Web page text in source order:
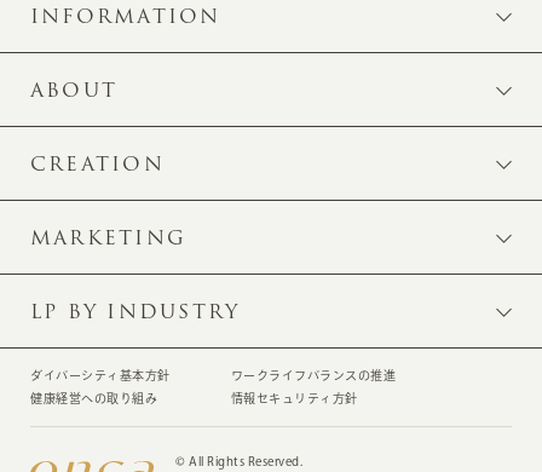
INFORMATION
ABOUT
CREATION
MARKETING
LP BY INDUSTRY
ダイバーシティ基本方針
ワークライフバランスの推進
健康経営への取り組み
情報セキュリティ方針
© All Rights Reserved.